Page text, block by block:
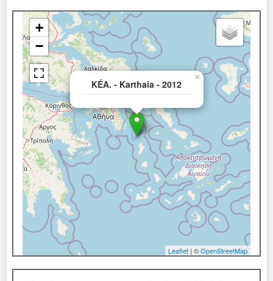
KÉA. - Karthaia - 2012
×
+
−
Leaflet | ©OpenStreetMap